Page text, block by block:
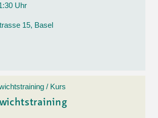
Uhr
15, Basel
/ Kurs